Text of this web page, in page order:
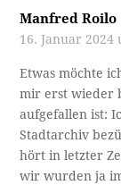
Manfred Roilo
16. Januar 2024
Etwas möchte
mir erst wieder
aufgefallen ist:
Stadtarchiv
hört in letzter
wir wurden ja